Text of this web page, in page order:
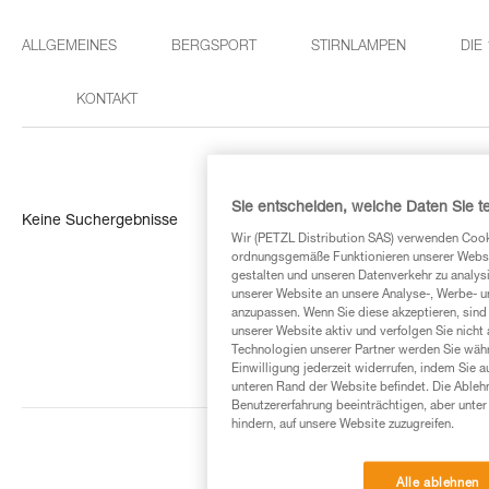
ALLGEMEINES BERGSPORT STIRNLAMPEN DIE
KONTAKT
Keine Suchergebnisse
Sie entscheiden, welche Daten Sie
Wir (PETZL Distribution SAS) verwenden
ordnungsgemäße Funktionieren unserer
gestalten und unseren Datenverkehr zu
unserer Website an unsere Analyse-, Werbe-
anzupassen. Wenn Sie diese akzeptieren,
unserer Website aktiv und verfolgen Sie
Technologien unserer Partner werden Sie
Einwilligung jederzeit widerrufen, indem Sie
unteren Rand der Website befindet. Die
Benutzererfahrung beeinträchtigen, aber
hindern, auf unsere Website zuzugreifen.
Alle ablehnen